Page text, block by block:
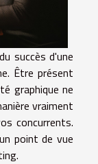
succès d'une
Être présent
graphique ne
vraiment
concurrents.
point de vue